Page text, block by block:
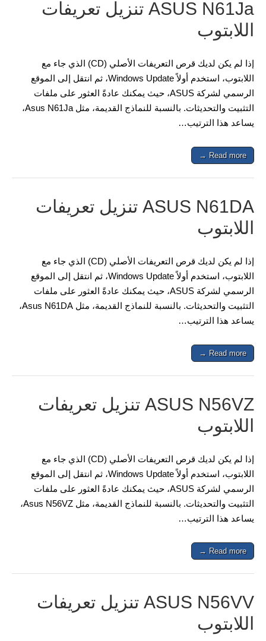
ASUS N61Ja تنزيل تعريفات
اللابتوب
إذا لم يكن لديك قرص التعريفات الأصلي (CD) الذي جاء مع
اللابتوب، استخدم أولاً Windows Update، ثم انتقل إلى الموقع
الرسمي لشركة ASUS، حيث يمكنك عادةً العثور على ملفات
التثبيت والتحديثات. بالنسبة للنماذج القديمة، مثل Asus N61Ja،
يساعد هذا الترتيب…
Read more →
ASUS N61DA تنزيل تعريفات
اللابتوب
إذا لم يكن لديك قرص التعريفات الأصلي (CD) الذي جاء مع
اللابتوب، استخدم أولاً Windows Update، ثم انتقل إلى الموقع
الرسمي لشركة ASUS، حيث يمكنك عادةً العثور على ملفات
التثبيت والتحديثات. بالنسبة للنماذج القديمة، مثل Asus N61DA،
يساعد هذا الترتيب…
Read more →
ASUS N56VZ تنزيل تعريفات
اللابتوب
إذا لم يكن لديك قرص التعريفات الأصلي (CD) الذي جاء مع
اللابتوب، استخدم أولاً Windows Update، ثم انتقل إلى الموقع
الرسمي لشركة ASUS، حيث يمكنك عادةً العثور على ملفات
التثبيت والتحديثات. بالنسبة للنماذج القديمة، مثل Asus N56VZ،
يساعد هذا الترتيب…
Read more →
ASUS N56VV تنزيل تعريفات
اللابتوب